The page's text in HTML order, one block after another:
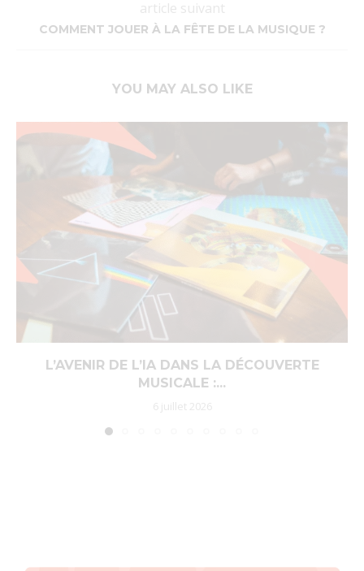
article suivant
COMMENT JOUER À LA FÊTE DE LA MUSIQUE ?
YOU MAY ALSO LIKE
L’AVENIR DE L’IA DANS LA DÉCOUVERTE
MUSICALE :...
6 juillet 2026